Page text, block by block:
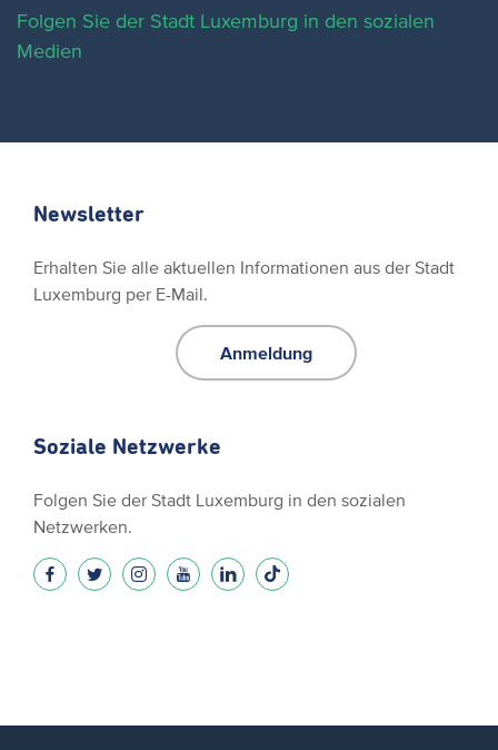
Folgen Sie der Stadt Luxemburg in den sozialen
Medien
Newsletter
Erhalten Sie alle aktuellen Informationen aus der Stadt
Luxemburg per E-Mail.
Anmeldung
Soziale Netzwerke
Folgen Sie der Stadt Luxemburg in den sozialen
Netzwerken.